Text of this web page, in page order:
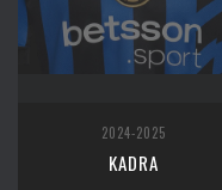
2024-2025
KADRA